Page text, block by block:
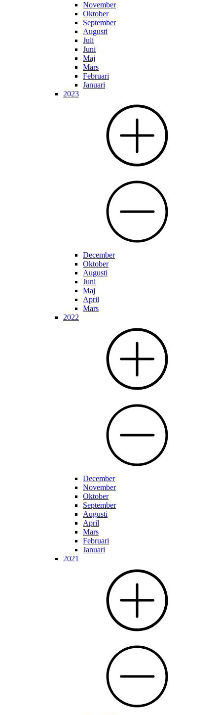
November
Oktober
September
Augusti
Juli
Juni
Maj
Mars
Februari
Januari
2023
December
Oktober
Augusti
Juni
Maj
April
Mars
2022
December
November
Oktober
September
Augusti
April
Mars
Februari
Januari
2021